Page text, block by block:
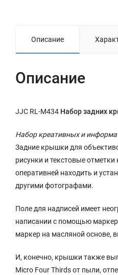
Описание
Описание
JJC RL-M434 Набор задних
Набор креативных и
Задние крышки для
рисунки и текстовые
оперативней находить и
другими фотографами.
Поле для надписей имеет
написании с помощью
маркер на масляной основе,
И, конечно, крышки также
Micro Four Thirds от пыли,